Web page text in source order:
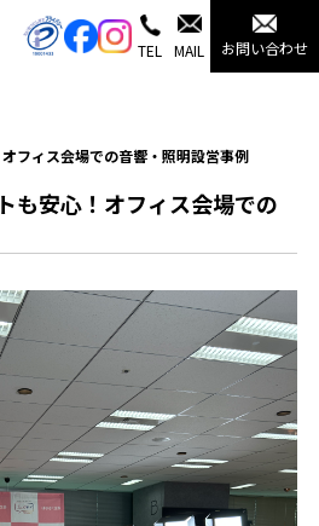
TEL MAIL お問い合わせ
フィス会場での音響・照明設営事例
も安心！オフィス会場での